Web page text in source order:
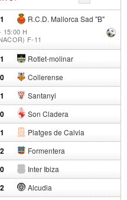
R.C.D. Mallorca Sad "B"
1
15:00 H
F-11
Rotlet-molinar
1
Collerense
0
Santanyi
1
Son Cladera
0
Platges de Calvia
1
Formentera
2
Inter Ibiza
0
Alcudia
2